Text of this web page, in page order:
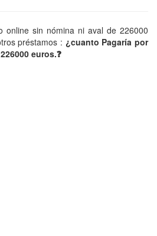
online sin nómina ni aval de 226000
préstamos : ¿cuanto Pagaría por
euros.❓